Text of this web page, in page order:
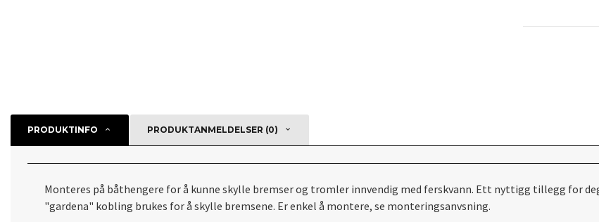
PRODUKTINFO PRODUKTANMELDELSER (0)
Monteres på båthengere for å kunne skylle bremser og tromler innvendig med ferskvann. Ett nyttigg tillegg for
"gardena" kobling brukes for å skylle bremsene. Er enkel å montere, se monteringsanvsning.